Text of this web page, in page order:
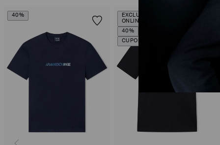
40%
EXCLUSIVIDADE
ONLINE
40%
CUPOM SALE10